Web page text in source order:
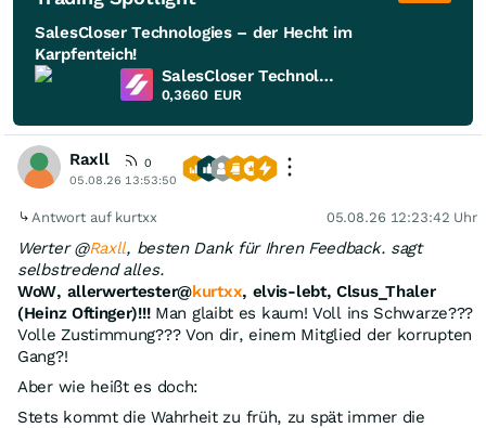
SalesCloser Technologies – der Hecht im
Karpfenteich!
SalesCloser Technologies
0,3660 EUR
Raxll
0
05.08.26 13:53:50
Antwort auf kurtxx 05.08.26 12:23:42 Uhr
Werter @Raxll, besten Dank für Ihren Feedback. sagt
selbstredend alles.
WoW, allerwertester@kurtxx, elvis-lebt, Clsus_Thaler
(Heinz Oftinger)!!!Man glaibt es kaum! Voll ins Schwarze???
Volle Zustimmung??? Von dir, einem Mitglied der korrupten
Gang?!
Aber wie heißt es doch:
Stets kommt die Wahrheit zu früh, zu spät immer die